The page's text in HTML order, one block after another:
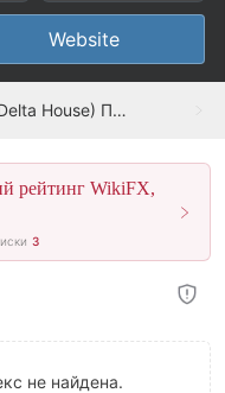
Website
FULIXIN Гонконг (Delta House) Проверено: Физическое присутствие не обнаружено
рейтинг WikiFX,
3
не найдена.